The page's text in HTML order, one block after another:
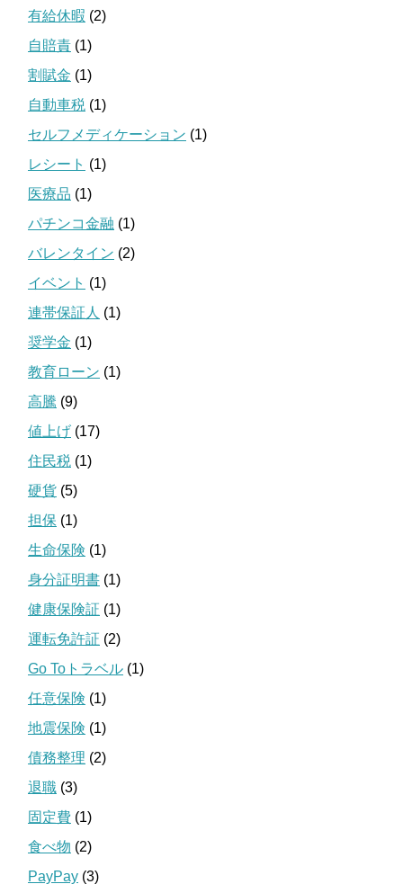
有給休暇 (2)
自賠責 (1)
割賦金 (1)
自動車税 (1)
セルフメディケーション (1)
レシート (1)
医療品 (1)
パチンコ金融 (1)
バレンタイン (2)
イベント (1)
連帯保証人 (1)
奨学金 (1)
教育ローン (1)
高騰 (9)
値上げ (17)
住民税 (1)
硬貨 (5)
担保 (1)
生命保険 (1)
身分証明書 (1)
健康保険証 (1)
運転免許証 (2)
Go Toトラベル (1)
任意保険 (1)
地震保険 (1)
債務整理 (2)
退職 (3)
固定費 (1)
食べ物 (2)
PayPay (3)